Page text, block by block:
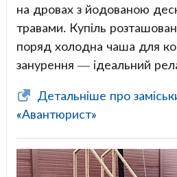
на дровах з йодованою
травами. Купіль
поряд холодна чаша для
занурення — ідеальний
Детальніше про
«Авантюрист»